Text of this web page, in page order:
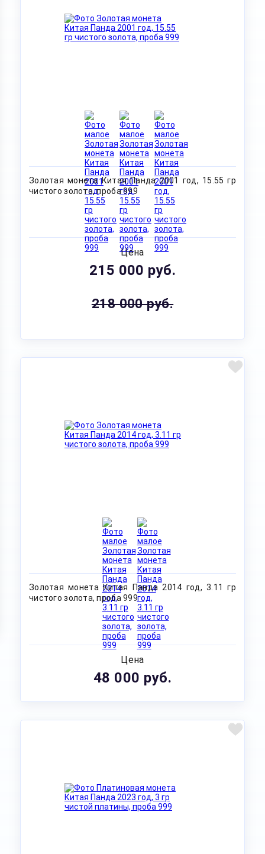
Золотая монета Китая Панда 2001 год, 15.55 гр
чистого золота, проба 999
Цена
215 000 руб.
218 000 руб.
Золотая монета Китая Панда 2014 год, 3.11 гр
чистого золота, проба 999
Цена
48 000 руб.